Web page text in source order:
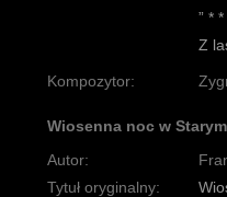
” *
Z
Kompozytor:
Wiosenna noc w
Autor:
Tytuł oryginalny: